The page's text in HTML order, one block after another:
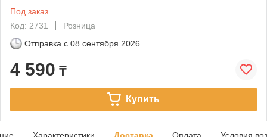
Под заказ
Код: 2731
Розница
Отправка с 08 сентября 2026
4 590 ₸
Купить
Характеристики Доставка Оплата Условия